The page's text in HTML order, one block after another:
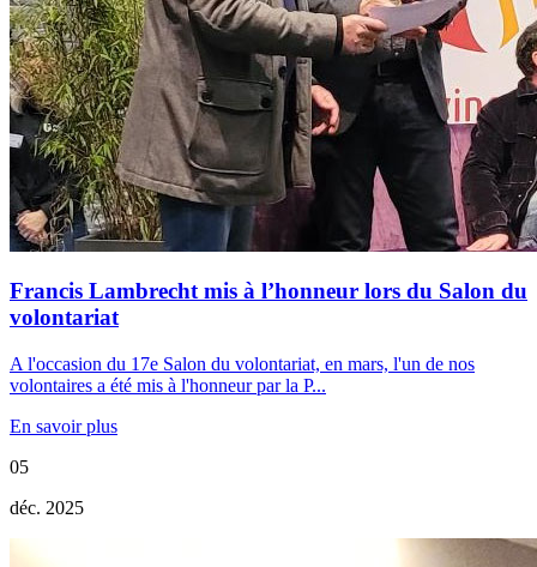
Francis Lambrecht mis à l’honneur lors du Salon du
volontariat
A l'occasion du 17e Salon du volontariat, en mars, l'un de nos
volontaires a été mis à l'honneur par la P...
En savoir plus
05
déc. 2025